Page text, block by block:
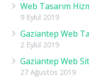
Web Tasarım
9 Eylül 2019
Gaziantep Web
2 Eylül 2019
Gaziantep Web
27 Ağustos 2019